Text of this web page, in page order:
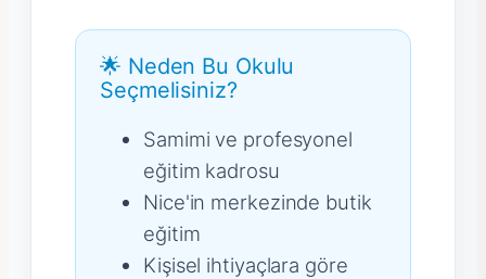
🌟 Neden Bu Okulu
Seçmelisiniz?
Samimi ve profesyonel
eğitim kadrosu
Nice'in merkezinde butik
eğitim
Kişisel ihtiyaçlara göre